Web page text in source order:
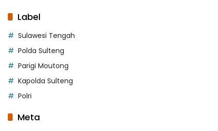
Label
Sulawesi Tengah
Polda Sulteng
Parigi Moutong
Kapolda Sulteng
Polri
Meta